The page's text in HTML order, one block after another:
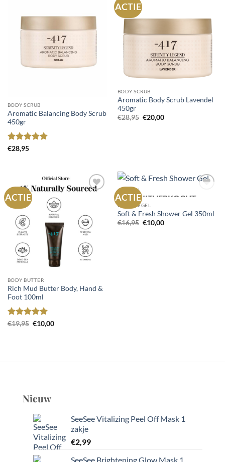
BODY SCRUB
Aromatic Balancing Body Scrub
450gr
Gewaardeerd
€28,95
ACTIE
wenslijst
BODY SCRUB
Aromatic Body Scrub Lavendel
450gr
€28,95 Oorspronkelijke
prijs
€20,00Huidige
ACTIE
BODY BUTTER
Rich Mud Butter Body, Hand &
Foot 100ml
Gewaardeerd
€19,95 Oorspronkelijke
prijs
€10,00Huidige
ACTIE
Toevoegen
wenslijst
UITVERKOCHT
DOUCHEGEL
Soft & Fresh Shower Gel 350ml
€16,95 Oorspronkelijke
prijs
€10,00Huidige
Nieuw
SeeSee Vitalizing Peel Off Mask 1
zakje
€2,99
SeeSee Brightening Glow Mask 1